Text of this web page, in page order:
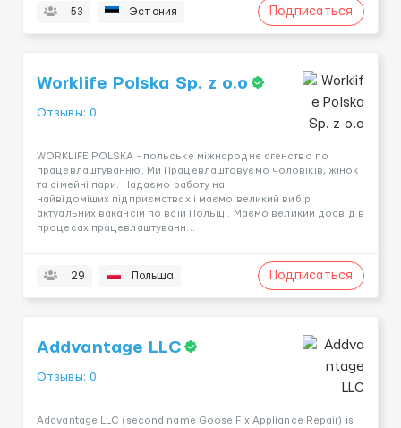
53 Эстония Подписаться
Worklife Polska Sp. z o.o
Отзывы: 0
WORKLIFE POLSKA - польське міжнародне агенство по
працевлаштуванню. Ми Працевлаштовуємо чоловіків, жінок
та сімейні пари. Надаємо работу на
найвідоміших підприємствах і маємо великий вибір
актуальних вакансій по всій Польщі. Маємо великий досвід в
процесах працевлаштуванн...
29 Польша Подписаться
Addvantage LLC
Отзывы: 0
Addvantage LLC (second name Goose Fix Appliance Repair) is